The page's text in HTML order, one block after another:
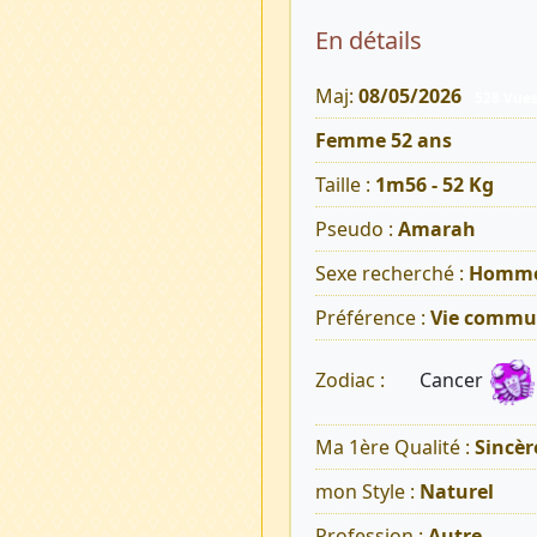
En détails
Maj: 08/05/2026
Femme 52 ans
Taille : 1m56 - 52 Kg
Pseudo : Amarah
Sexe recherché :
Préférence : Vie
Zodiac : Cancer
Ma 1ère Qualité :
mon Style : Naturel